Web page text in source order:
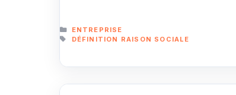
CATÉGORIES
ENTREPRISE
ÉTIQUETTES
DÉFINITION RAISON SOCIALE